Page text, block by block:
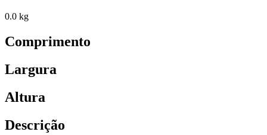
0.0 kg
Comprimento
Largura
Altura
Descrição